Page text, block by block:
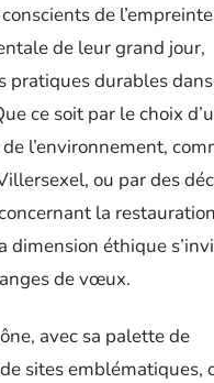
de l’empreinte
de leur grand jour,
pratiques durables
ce soit par le choix
l’environnement,
ou par des
la
dimension éthique
de vœux.
avec sa palette de
sites emblématiques,